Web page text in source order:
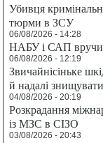
Убивця
тюрми в ЗСУ
06/08/2026 - 14:28
НАБУ і САП
06/08/2026 - 12:19
Звичайнісіньке
й надалі
04/08/2026 - 20:19
Розкрадання
із МЗС в СІЗО
03/08/2026 - 20:43